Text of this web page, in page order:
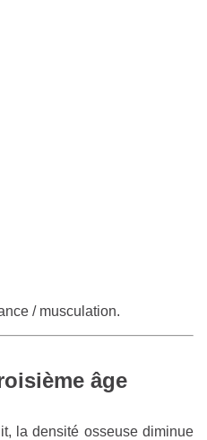
/ musculation.
âge
la densité osseuse diminue